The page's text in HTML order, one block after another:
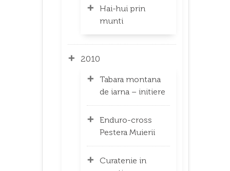
Hai-hui prin
munti
2010
Tabara montana
de iarna – initiere
Enduro-cross
Pestera Muierii
Curatenie in